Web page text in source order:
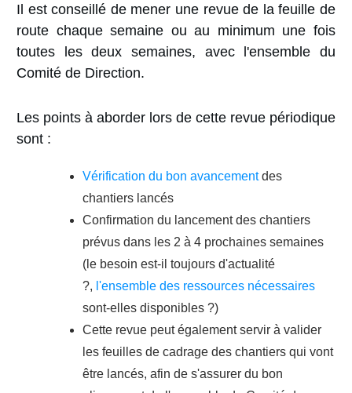
Il est conseillé de mener une revue de la feuille de
route chaque semaine ou au minimum une fois
toutes les deux semaines, avec l'ensemble du
Comité de Direction.
Les points à aborder lors de cette revue périodique
sont :
Vérification du bon avancementdes
chantiers lancés
Confirmation du lancement des chantiers
prévus dans les 2 à 4 prochaines semaines
(le besoin est-il toujours d'actualité
?, l'ensemble des ressources nécessaires
sont-elles disponibles ?)
Cette revue peut également servir à valider
les feuilles de cadrage des chantiers qui vont
être lancés, afin de s'assurer du bon